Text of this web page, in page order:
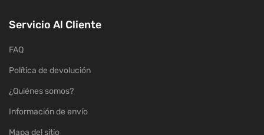
Servicio Al Cliente
FAQ
Política de devolución
¿Quiénes somos?
Información de envío
Mapa del sitio